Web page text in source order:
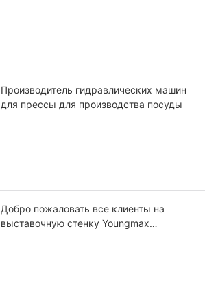
Производитель гидравлических машин
для прессы для производства посуды
Добро пожаловать все клиенты на
выставочную стенку Youngmax